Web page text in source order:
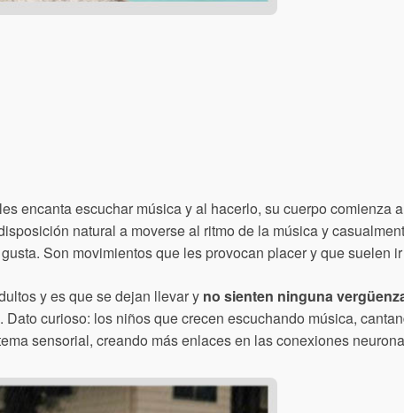
encanta escuchar música y al hacerlo, su cuerpo comienza
natural a moverse al ritmo de la música y
Son movimientos que les provocan placer y que suelen
y es que se dejan llevar y no sienten ninguna
curioso: los niños que crecen escuchando música,
sensorial, creando más enlaces en las conexiones